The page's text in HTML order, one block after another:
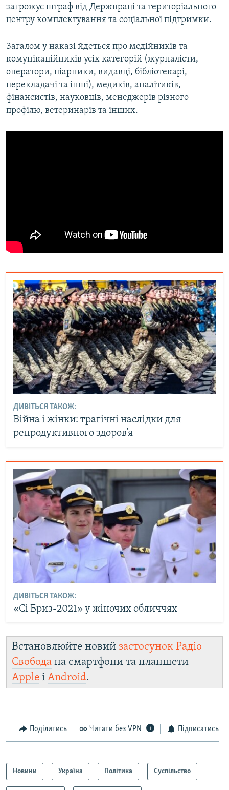
загрожує штраф від Держпраці та територіального
центру комплектування та соціальної підтримки.
Загалом у наказі йдеться про медійників та
комунікаційників усіх категорій (журналісти,
оператори, піарники, видавці, бібліотекарі,
перекладачі та інші), медиків, аналітиків,
фінансистів, науковців, менеджерів різного
профілю, ветеринарів та інших.
ДИВІТЬСЯ ТАКОЖ:
Війна і жінки: трагічні наслідки для
репродуктивного здоров’я
ДИВІТЬСЯ ТАКОЖ:
«Сі Бриз-2021» у жіночих обличчях
Встановлюйте новий застосунок Радіо
Свобода на смартфони та планшети
Apple і Android.
Поділитись Читати без VPN Підписатись
Новини Україна Політика Суспільство